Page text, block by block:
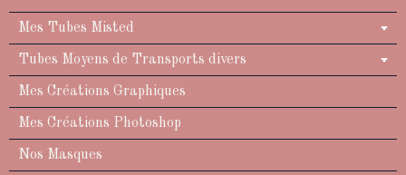
Mes Tubes Misted
Tubes Moyens de Transports divers
Mes Créations Graphiques
Mes Créations Photoshop
Nos Masques